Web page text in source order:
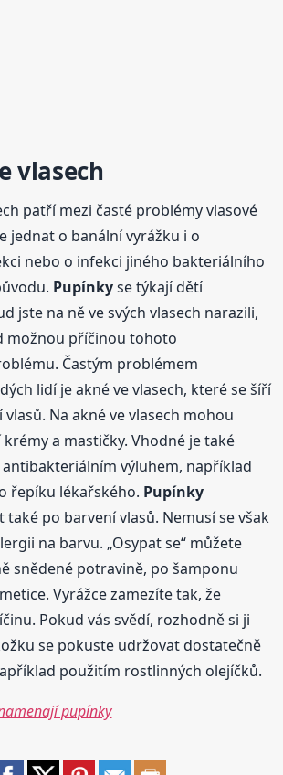
vlasech
patří mezi časté problémy vlasové
jednat o banální vyrážku i o
nebo o infekci jiného bakteriálního
Pupínkyse týkají dětí
jste na ně ve svých vlasech narazili,
možnou příčinou tohoto
Častým problémem
lidí je akné ve vlasech, které se šíří
Na akné ve vlasech mohou
a mastičky. Vhodné je také
výluhem, například
řepíku lékařského. Pupínky
také po barvení vlasů. Nemusí se však
na barvu. „Osypat se“ můžete
snědené potravině, po šamponu
Vyrážce zamezíte tak, že
Pokud vás svědí, rozhodně si ji
se pokuste udržovat dostatečně
použitím rostlinných olejíčků.
pupínky